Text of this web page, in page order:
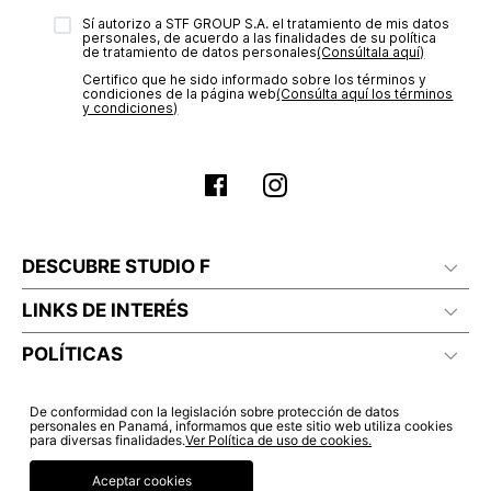
Secado en maquina a temperatura maximo 80°c
Planchar a temperatura maximo 110°c
estado de tu compra puedes ingresar al menú de “Mi cuenta -
Mis Pedidos” en nuestra página webwww.studiofpanama.pa
Sí autorizo a STF GROUP S.A. el tratamiento de mis datos
personales, de acuerdo a las finalidades de su política
de tratamiento de datos personales‎(Consúltala aquí)
Certifico que he sido informado sobre los términos y
condiciones de la página web‎(Consúlta aquí los términos
y condiciones)
DESCUBRE STUDIO F
LINKS DE INTERÉS
POLÍTICAS
De conformidad con la legislación sobre protección de datos
personales en Panamá, informamos que este sitio web utiliza cookies
para diversas finalidades.Ver Política de uso de cookies.
Aceptar cookies